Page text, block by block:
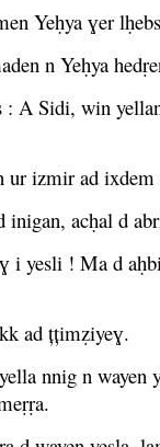
Yeḥya ɣer
n Yeḥya
: A Sidi, win
ur izmir ad
acḥal d
i yesli ! Ma d
ad țțimẓiyeɣ.
nnig n